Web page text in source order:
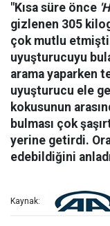
"Kısa süre önce
gizlenen 305
çok mutlu
uyuşturucuyu
arama yaparken
uyuşturucu ele
kokusunun
bulması çok
yerine getirdi.
edebildiğini
Kaynak: